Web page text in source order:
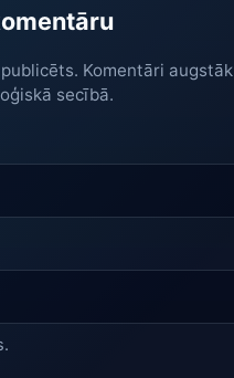
Komentāri augstāk
secībā.